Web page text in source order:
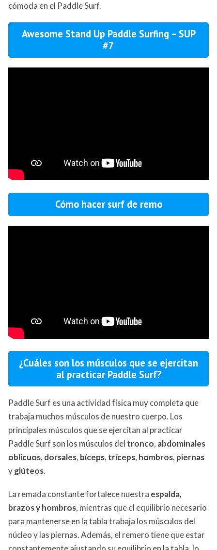
cómoda en el Paddle Surf.
Awesome Stand Up Paddle Surfing – SUP
#7
Cómo hacer surf de remo
¿Cuáles son los músculos que se ejercitan
al practicar Paddle Surf?
Paddle Surf es una actividad física muy completa que
trabaja muchos músculos de nuestro cuerpo. Los
principales músculos que se ejercitan al practicar
Paddle Surf son los músculos del tronco, abdominales
oblicuos, dorsales, bíceps, tríceps, hombros, piernas
yglúteos.
La remada constante fortalece nuestra espalda,
brazos y hombros, mientras que el equilibrio necesario
para mantenerse en la tabla trabaja los músculos del
núcleo y las piernas. Además, el remero tiene que estar